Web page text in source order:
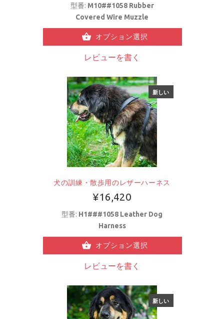
型番: M10##1058 Rubber
Covered Wire Muzzle
オプション選択
レビューを書く
新しい
犬の訓練・散歩用のレザーハーネス
¥16,420
型番: H1###1058 Leather Dog
Harness
オプション選択
レビューを書く
新しい